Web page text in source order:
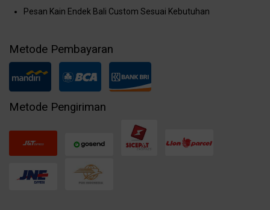
Pesan Kain Endek Bali Custom Sesuai Kebutuhan
Metode Pembayaran
Metode Pengiriman